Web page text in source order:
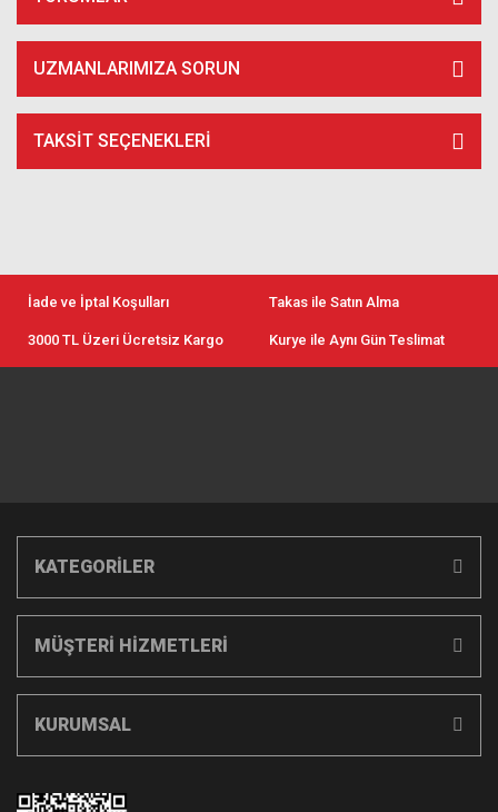
UZMANLARIMIZA SORUN
TAKSIT SEÇENEKLERI
İade ve İptal Koşulları Takas ile Satın Alma
3000 TL Üzeri Ücretsiz Kargo Kurye ile Aynı Gün Teslimat
KATEGORİLER
MÜŞTERİ HİZMETLERİ
KURUMSAL